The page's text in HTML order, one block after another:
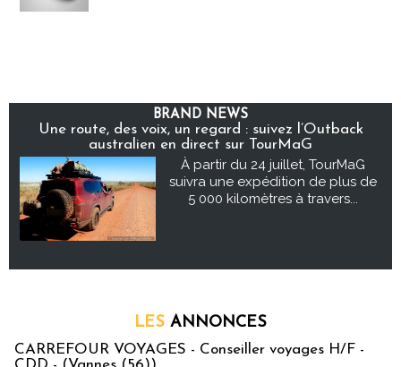
BRAND NEWS
Une route, des voix, un regard : suivez l’Outback
australien en direct sur TourMaG
À partir du 24 juillet, TourMaG
suivra une expédition de plus de
5 000 kilomètres à travers...
LES ANNONCES
CARREFOUR VOYAGES - Conseiller voyages H/F -